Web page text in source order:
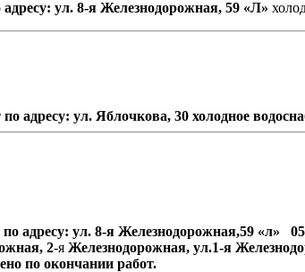
адресу: ул. 8-я Железнодорожная, 59 «Л»
адресу: ул. Яблочкова, 30 холодное
адресу: ул. 8-я Железнодорожная,59 «л»
2-я Железнодорожная, ул.1-я
по окончании работ.